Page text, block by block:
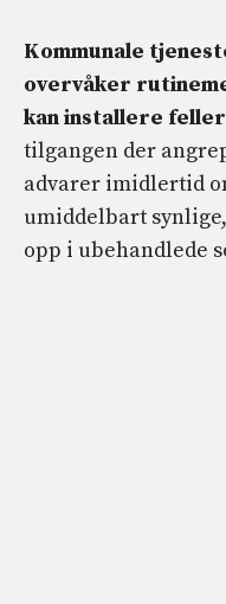
Kommunale
overvåker
kan installere feller
tilgangen der
advarer imidlertid
umiddelbart
opp i ubehandlede